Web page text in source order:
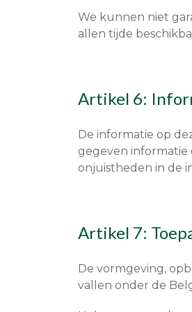
We kunnen niet
allen tijde
Artikel 6:
De informatie op
gegeven informatie
onjuistheden in de
Artikel 7:
De vormgeving,
vallen onder de